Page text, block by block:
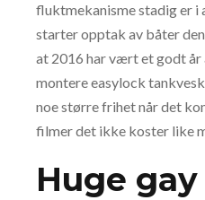
fluktmekanisme stadig er i
starter opptak av båter
at 2016 har vært et godt år
montere easylock
noe større frihet når det
filmer det ikke koster like
Huge